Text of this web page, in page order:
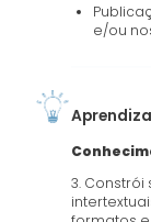
e/ou
3.